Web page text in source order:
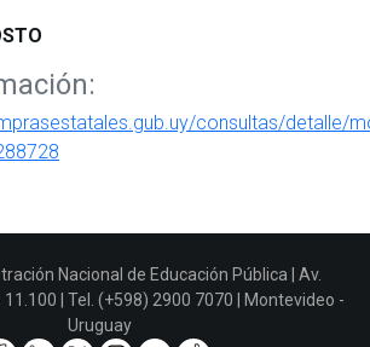
consultas/detalle/
Nacional de Educación Pública | Av.
11.100 | Tel. (+598) 2900 7070 | Montevideo -
Uruguay